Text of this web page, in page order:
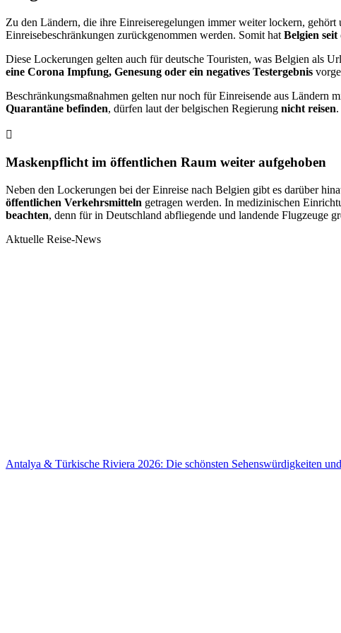
Zu den Ländern, die ihre Einreiseregelungen immer weiter lockern,
Einreisebeschränkungen zurückgenommen werden. Somit hat Belgien
Diese Lockerungen gelten auch für deutsche Touristen, was Belgien als
eine Corona Impfung, Genesung oder ein negatives Testergebnis
Beschränkungsmaßnahmen gelten nur noch für Einreisende aus
Quarantäne befinden, dürfen laut der belgischen Regierung nicht reisen.
Maskenpflicht im öffentlichen Raum weiter aufgehoben
Neben den Lockerungen bei der Einreise nach Belgien gibt es darüber
öffentlichen Verkehrsmitteln getragen werden. In medizinischen
beachten, denn für in Deutschland abfliegende und landende Flugzeuge
Aktuelle Reise-News
Antalya & Türkische Riviera 2026: Die schönsten Sehenswürdigkeiten